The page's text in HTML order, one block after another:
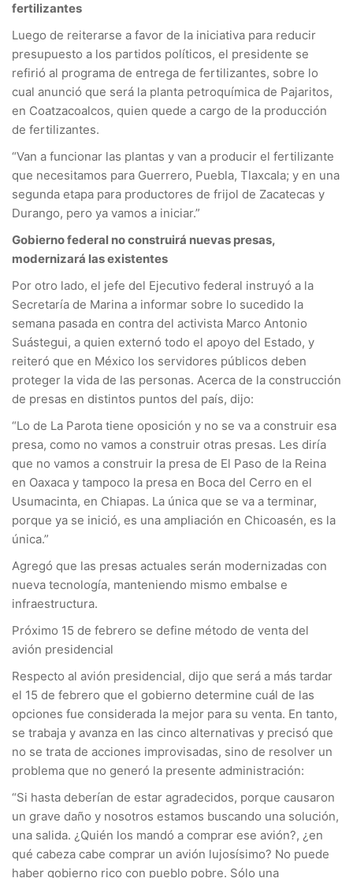
fertilizantes
Luego de reiterarse a favor de la iniciativa para reducir
presupuesto a los partidos políticos, el presidente se
refirió al programa de entrega de fertilizantes, sobre lo
cual anunció que será la planta petroquímica de Pajaritos,
en Coatzacoalcos, quien quede a cargo de la producción
de fertilizantes.
“Van a funcionar las plantas y van a producir el fertilizante
que necesitamos para Guerrero, Puebla, Tlaxcala; y en una
segunda etapa para productores de frijol de Zacatecas y
Durango, pero ya vamos a iniciar.”
Gobierno federal no construirá nuevas presas,
modernizará las existentes
Por otro lado, el jefe del Ejecutivo federal instruyó a la
Secretaría de Marina a informar sobre lo sucedido la
semana pasada en contra del activista Marco Antonio
Suástegui, a quien externó todo el apoyo del Estado, y
reiteró que en México los servidores públicos deben
proteger la vida de las personas. Acerca de la construcción
de presas en distintos puntos del país, dijo:
“Lo de La Parota tiene oposición y no se va a construir esa
presa, como no vamos a construir otras presas. Les diría
que no vamos a construir la presa de El Paso de la Reina
en Oaxaca y tampoco la presa en Boca del Cerro en el
Usumacinta, en Chiapas. La única que se va a terminar,
porque ya se inició, es una ampliación en Chicoasén, es la
única.”
Agregó que las presas actuales serán modernizadas con
nueva tecnología, manteniendo mismo embalse e
infraestructura.
Próximo 15 de febrero se define método de venta del
avión presidencial
Respecto al avión presidencial, dijo que será a más tardar
el 15 de febrero que el gobierno determine cuál de las
opciones fue considerada la mejor para su venta. En tanto,
se trabaja y avanza en las cinco alternativas y precisó que
no se trata de acciones improvisadas, sino de resolver un
problema que no generó la presente administración:
“Si hasta deberían de estar agradecidos, porque causaron
un grave daño y nosotros estamos buscando una solución,
una salida. ¿Quién los mandó a comprar ese avión?, ¿en
qué cabeza cabe comprar un avión lujosísimo? No puede
haber gobierno rico con pueblo pobre. Sólo una